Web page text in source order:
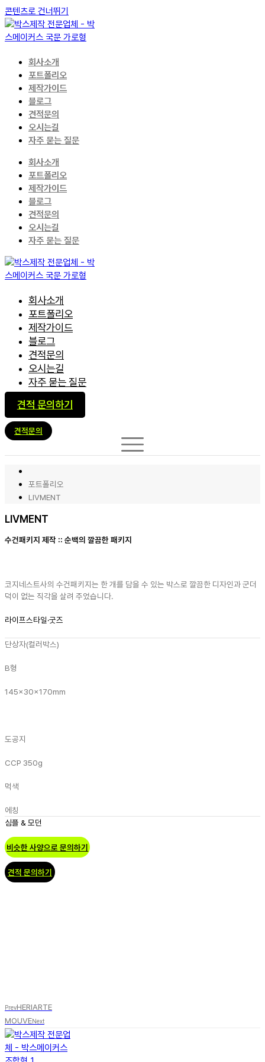
콘텐츠로 건너뛰기
회사소개
포트폴리오
제작가이드
블로그
견적문의
오시는길
자주 묻는 질문
회사소개
포트폴리오
제작가이드
블로그
견적문의
오시는길
자주 묻는 질문
회사소개
포트폴리오
제작가이드
블로그
견적문의
오시는길
자주 묻는 질문
견적 문의하기
견적문의
포트폴리오
LIVMENT
LIVMENT
수건패키지 제작 :: 순백의 깔끔한 패키지
코지네스트사의 수건패키지는 한 개를 담을 수 있는 박스로 깔끔한 디자인과 군더
덕이 없는 직각을 살려 주었습니다.
라이프스타일·굿즈
단상자(컬러박스)
B형
145x30x170mm
도공지
CCP 350g
먹색
에칭
심플 & 모던
비슷한 사양으로 문의하기
견적 문의하기
PrevHERIARTE
MOUVENext